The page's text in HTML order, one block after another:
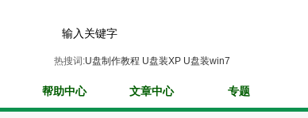
热搜词:U盘制作教程 U盘装XP U盘装win7
帮助中心 文章中心 专题